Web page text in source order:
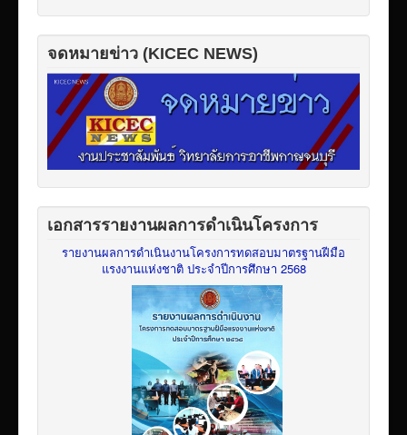
จดหมายข่าว (KICEC NEWS)
เอกสารรายงานผลการดำเนินโครงการ
รายงานผลการดำเนินงานโครงการทดสอบมาตรฐานฝีมือ
แรงงานแห่งชาติ ประจำปีการศึกษา 2568